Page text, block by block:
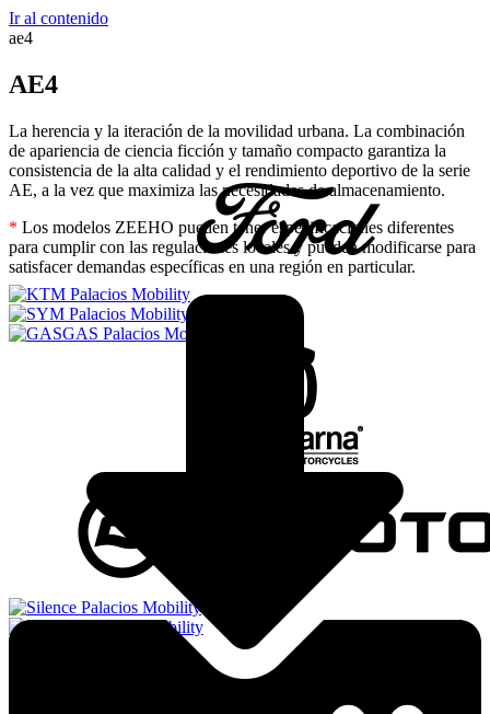
Ir al contenido
ae4
AE4
La herencia y la iteración de la movilidad urbana. La combinación
de apariencia de ciencia ficción y tamaño compacto garantiza la
consistencia de la alta calidad y el rendimiento deportivo de la serie
AE, a la vez que maximiza las necesidades de almacenamiento.
* Los modelos ZEEHO pueden tener especificaciones diferentes
para cumplir con las regulaciones locales y pueden modificarse para
satisfacer demandas específicas en una región en particular.